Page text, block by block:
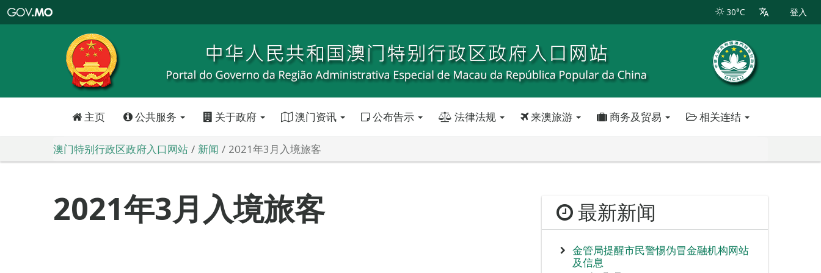
特
政
区
政
口
30°C 登入
主页 公共服务 关于政府 澳门资讯 公布告示 法律法规 来澳旅游 商务及贸易 相关连结
澳门特别行政区政府入口网站 新闻 2021年3月入境旅客
2021年3月入境旅客 最新新闻
金管局提醒市民警惕伪冒金融机构网站
及信息